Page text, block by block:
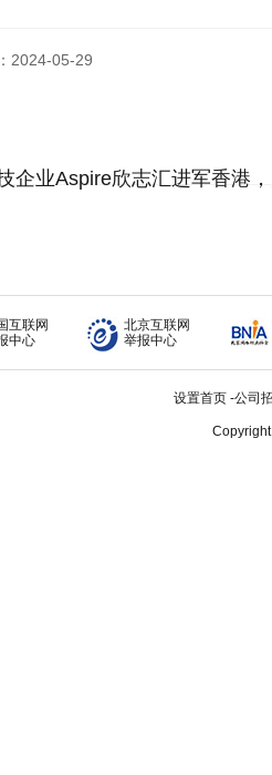
2024-05-29
企业Aspire欣志汇进军香港
互联网
中心
北京互联网
举报中心
设置首页-公司